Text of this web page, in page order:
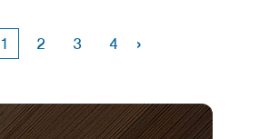
La désinfection consiste à
germes sur les surfaces à
COVID-19 et d’autres virus
1 2 3 4 ›